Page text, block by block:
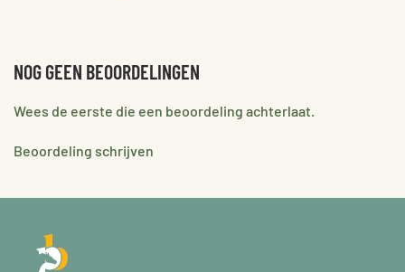
NOG GEEN BEOORDELINGEN
Wees de eerste die een beoordeling achterlaat.
Beoordeling schrijven